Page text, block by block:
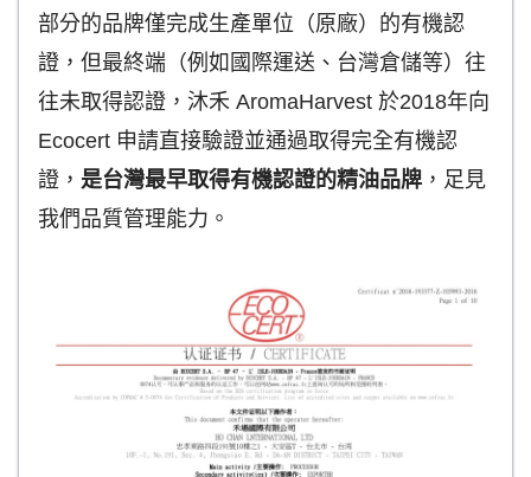
部分的品牌僅完成生產單位（原廠）的有機認
證，但最終端（例如國際運送、台灣倉儲等）往
往未取得認證，沐禾 AromaHarvest 於2018年向
Ecocert 申請直接驗證並通過取得完全有機認
證， 是台灣最早取得有機認證的精油品牌 ，足見
我們品質管理能力。